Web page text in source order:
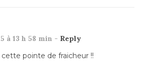
à 13 h 58 min - Reply
pointe de fraicheur !!